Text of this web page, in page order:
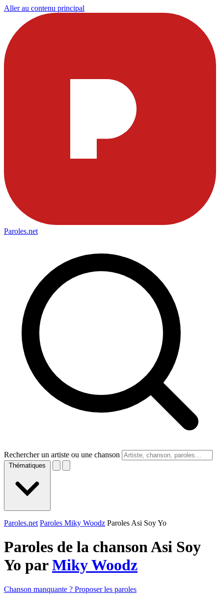
Aller au contenu principal
Paroles.net
Rechercher un artiste ou une chanson
Thématiques
Paroles.net Paroles Miky Woodz Paroles Asi Soy Yo
Paroles de la chanson Asi Soy
Yo parMiky Woodz
Chanson manquante ? Proposer les paroles